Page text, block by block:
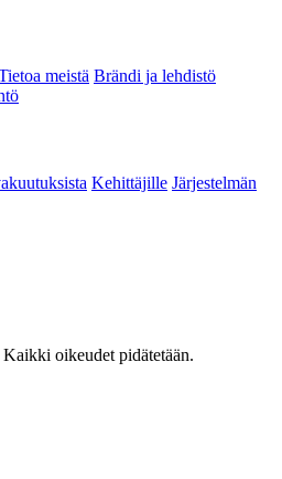
meistä Brändi ja lehdistö
Kehittäjille Järjestelmän
oikeudet pidätetään.